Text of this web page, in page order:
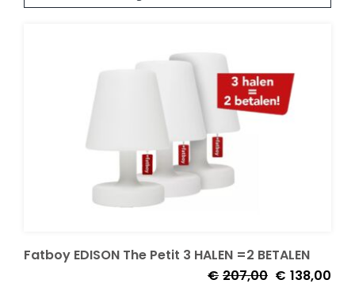
Deck Chairs + voetbanken
Fatboy EDISON The Petit 3 HALEN =2 BETALEN
€ 207,00 € 138,00